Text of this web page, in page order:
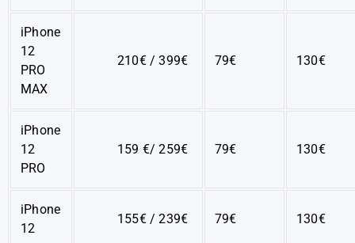
iPhone
12
PRO
MAX
210€ / 399€ 79€ 130€
iPhone
12
PRO
159 €/ 259€ 79€ 130€
iPhone
12
155€ / 239€ 79€ 130€